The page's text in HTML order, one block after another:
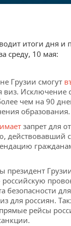
итоги дня
среду, 10 мая:
Грузии смогут
виз. Исключение
чем на 90
образования.
запрет для
действовавший
президент
российскую
безопасности
для россиян.
рейсы